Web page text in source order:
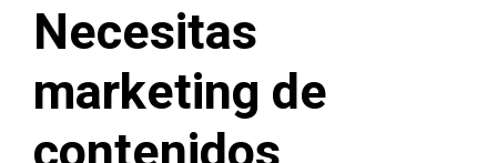
Necesitas
marketing de